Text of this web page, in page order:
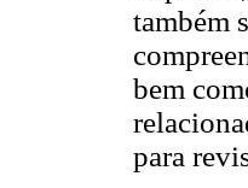
também
bem
para